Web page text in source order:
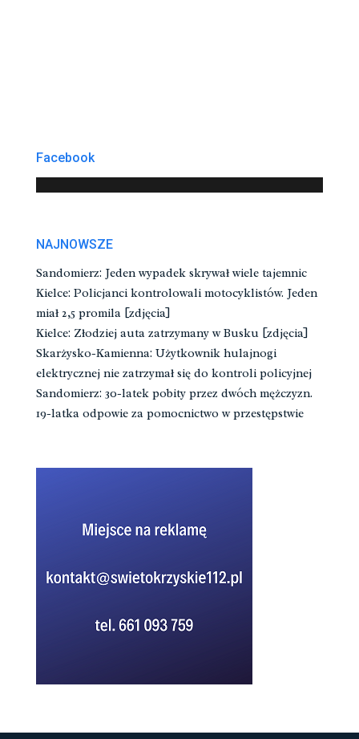
Facebook
NAJNOWSZE
Sandomierz: Jeden wypadek skrywał wiele tajemnic
Kielce: Policjanci kontrolowali motocyklistów. Jeden
miał 2,5 promila [zdjęcia]
Kielce: Złodziej auta zatrzymany w Busku [zdjęcia]
Skarżysko-Kamienna: Użytkownik hulajnogi
elektrycznej nie zatrzymał się do kontroli policyjnej
Sandomierz: 30-latek pobity przez dwóch mężczyzn.
19-latka odpowie za pomocnictwo w przestępstwie